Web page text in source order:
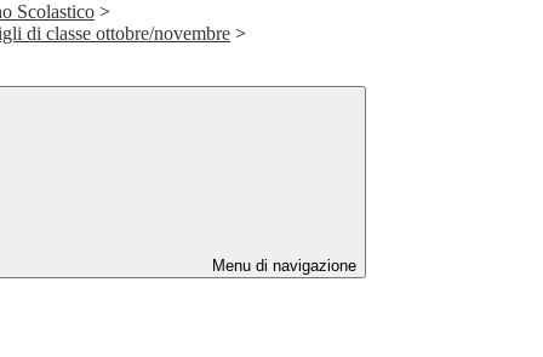
Scolastico >
di classe ottobre/novembre >
Menu di navigazione